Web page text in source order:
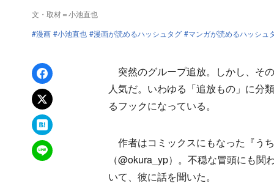
文・取材＝小池直也
漫画
小池直也 漫画が読めるハッシュタグ マンガが読めるハッシュ
Facebookでシェア
xでポスト
はてなブックマーク
LINEで送る
突然のグループ追放。しかし、そ
人気だ。いわゆる「追放もの」に分
るフックになっている。
作者はコミックスにもなった『う
（@okura_yp）。不穏な冒頭にも
いて、彼に話を聞いた。